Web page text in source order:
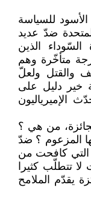
الأسود للسياسة
ضدّ عديد
الذين
متأخّرة وهم
والقتل ولعلّ
خير دليل على
الإميرياليون
من هي ؟
المزعوم ؟ ضدّ
التي كافحت من
تتطلّب كثيرا
يقدّم الملامح